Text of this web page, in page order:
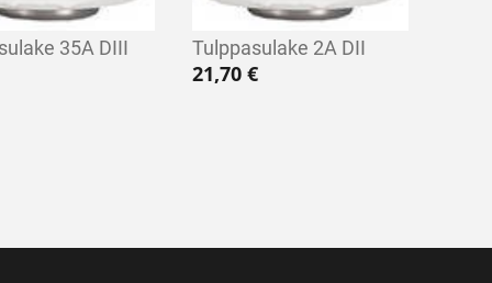
35A DIII Tulppasulake 2A DII
21,70€